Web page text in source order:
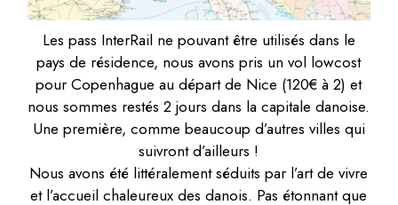
Les pass InterRail ne pouvant être utilisés dans le
pays de résidence, nous avons pris un vol lowcost
pour Copenhague au départ de Nice (120€ à 2) et
nous sommes restés 2 jours dans la capitale danoise.
Une première, comme beaucoup d’autres villes qui
suivront d’ailleurs !
Nous avons été littéralement séduits par l’art de vivre
et l’accueil chaleureux des danois. Pas étonnant que